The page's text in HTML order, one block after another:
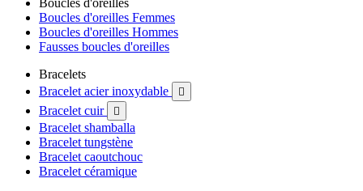
Boucles d'oreilles
Boucles d'oreilles Femmes
Boucles d'oreilles Hommes
Fausses boucles d'oreilles
Bracelets
Bracelet acier inoxydable

Bracelet cuir 
Bracelet shamballa
Bracelet tungstène
Bracelet caoutchouc
Bracelet céramique